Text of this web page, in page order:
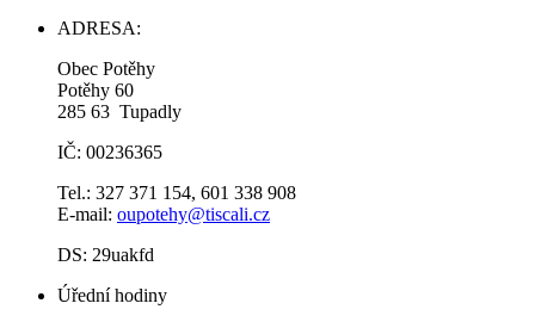
ADRESA:
Obec Potěhy
Potěhy 60
285 63 Tupadly
IČ: 00236365
Tel.: 327 371 154, 601 338 908
E-mail: oupotehy@tiscali.cz
DS: 29uakfd
Úřední hodiny